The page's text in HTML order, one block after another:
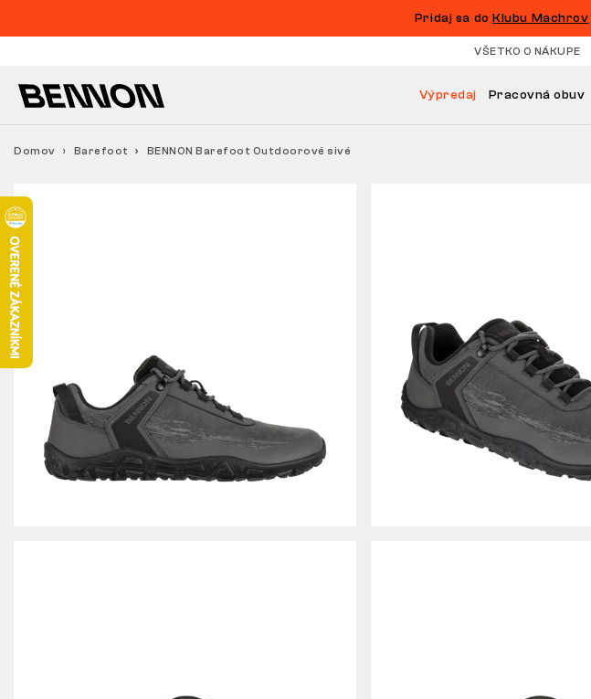
Pridaj sa doKlubu Machrov
VŠETKO O NÁKUPE
Výpredaj Pracovná obuv
Domov Barefoot BENNON Barefoot Outdoorové sivé